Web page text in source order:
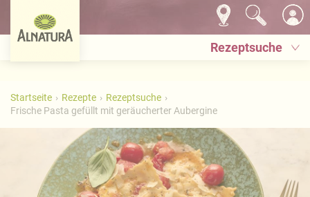
Rezeptsuche
Startseite Rezepte
Rezeptsuche
Frische Pasta gefüllt mit geräucherter Aubergine